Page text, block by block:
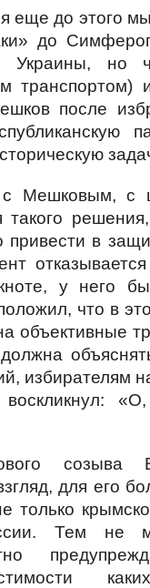
еще до этого
до
но
транспортом)
после
Мешковым, с
такого
в
у него
что в
объективные
избирателям
для его
только
Тем не